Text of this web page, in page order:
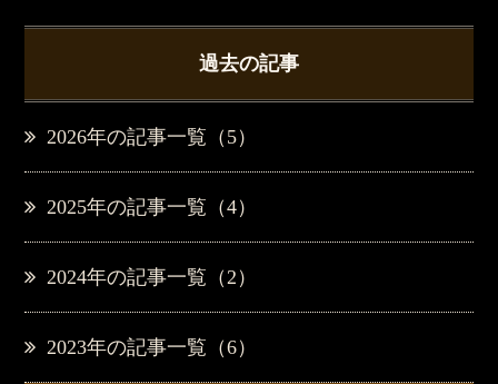
過去の記事
2026年の記事一覧（5）
2025年の記事一覧（4）
2024年の記事一覧（2）
2023年の記事一覧（6）